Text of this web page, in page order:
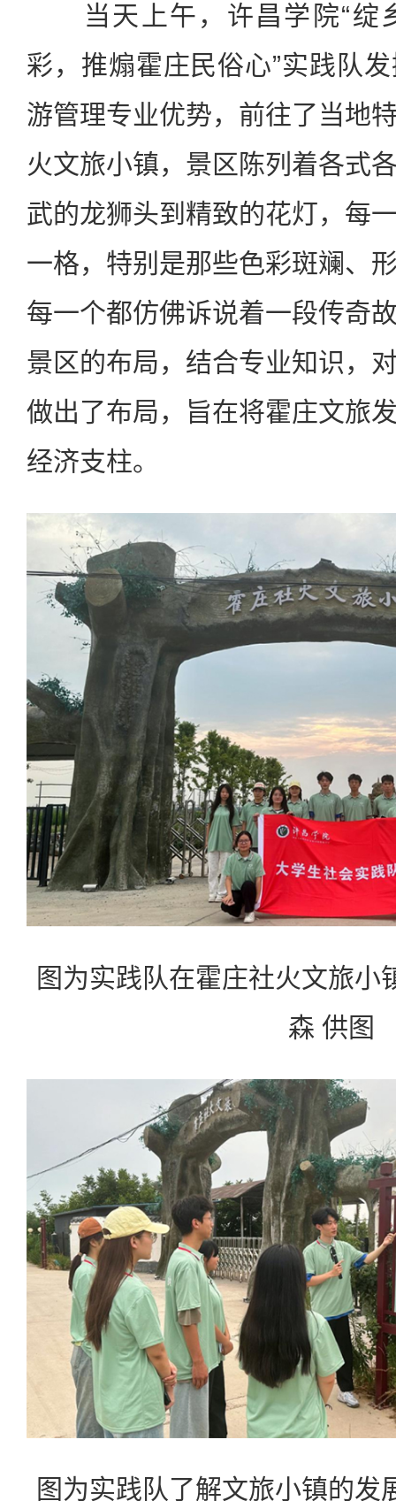
当天上午，许昌学院“绽
彩，推煽霍庄民俗心”实践队
游管理专业优势，前往了当地
火文旅小镇，景区陈列着各式
武的龙狮头到精致的花灯，每
一格，特别是那些色彩斑斓、
每一个都仿佛诉说着一段传奇
景区的布局，结合专业知识，
做出了布局，旨在将霍庄文旅
经济支柱。
图为实践队在霍庄社火文旅小
森 供图
图为实践队了解文旅小镇的发